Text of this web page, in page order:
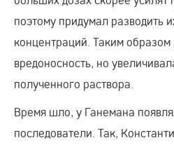
поэтому придумал разводить
концентраций. Таким
вредоносность, но
полученного раствора.
Время шло, у Ганемана
последователи. Так,